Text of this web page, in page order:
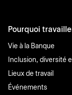
Pourquoi
Vie à la Banque
Inclusion, diversité
Lieux de travail
Événements